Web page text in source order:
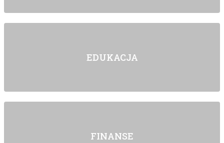
EDUKACJA
FINANSE